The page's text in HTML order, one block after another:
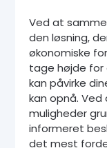
Ved at
den løsning,
økonomiske
tage højde
kan påvirke
kan opnå.
muligheder
informeret
det mest